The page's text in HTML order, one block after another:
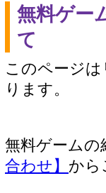
無料ゲー
て
このページ
ります。
無料ゲームの
合わせ】 から